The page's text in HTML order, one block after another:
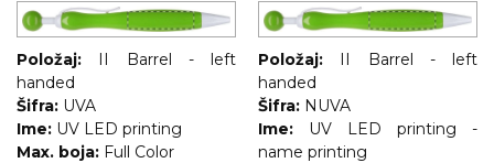
Položaj:
II Barrel - left
handed
Šifra: UVA
Ime: UV LED printing
Max. boja: Full Color
Položaj:
II Barrel - left
handed
Šifra: NUVA
Ime:
UV LED printing -
name printing